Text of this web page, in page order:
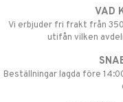
VAD
Vi erbjuder fri frakt från
utifån vilken
Beställningar lagda före